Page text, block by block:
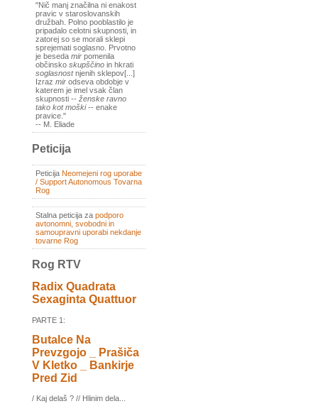
"Nič manj značilna ni enakost
pravic v staroslovanskih
družbah. Polno pooblastilo je
pripadalo celotni skupnosti, in
zatorej so se morali sklepi
sprejemati soglasno. Prvotno
je beseda mir pomenila
občinsko skupščino in hkrati
soglasnostnjenih sklepov[...]
Izraz mir odseva obdobje v
katerem je imel vsak član
skupnosti -- ženske ravno
tako kot moški-- enake
pravice."
-- M. Eliade
Peticija
Peticija Neomejeni rog uporabe
/ Support Autonomous Tovarna
Rog
Stalna peticija za podporo
avtonomni, svobodni in
samoupravni uporabi nekdanje
tovarne Rog
Rog RTV
Radix Quadrata
Sexaginta Quattuor
PARTE 1:
Butalce Na
Prevzgojo _ Prašiča
V Kletko _ Bankirje
Pred Zid
/ Kaj delaš ? // Hlinim dela...